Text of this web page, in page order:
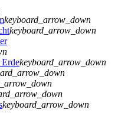
keyboard_arrow_down
keyboard_arrow_down
keyboard_arrow_down
keyboard_arrow_down